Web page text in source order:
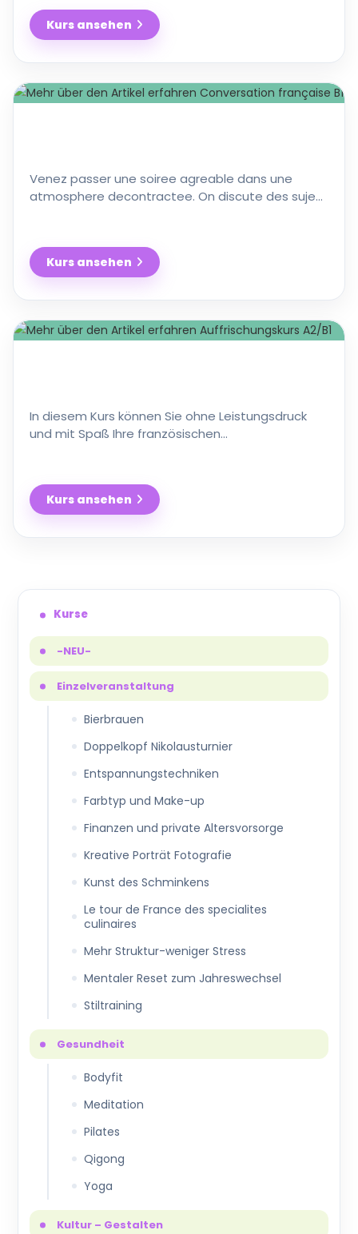
Kurs ansehen
Französisch
A2
3
Venez passer une soiree agreable dans une
atmosphere decontractee. On discute des sujets
Kurs ansehen
Conversation
française
In diesem Kurs können Sie ohne Leistungsdruck
und mit Spaß Ihre französischen
Kurs ansehen
Auffrischungskurs
A2/B1
Kurse
-NEU-
Einzelveranstaltung
Bierbrauen
Doppelkopf Nikolausturnier
Entspannungstechniken
Farbtyp und Make-up
Finanzen und private Altersvorsorge
Kreative Porträt Fotografie
Kunst des Schminkens
Le tour de France des specialites
culinaires
Mehr Struktur-weniger Stress
Mentaler Reset zum Jahreswechsel
Stiltraining
Gesundheit
Bodyfit
Meditation
Pilates
Qigong
Yoga
Kultur – Gestalten